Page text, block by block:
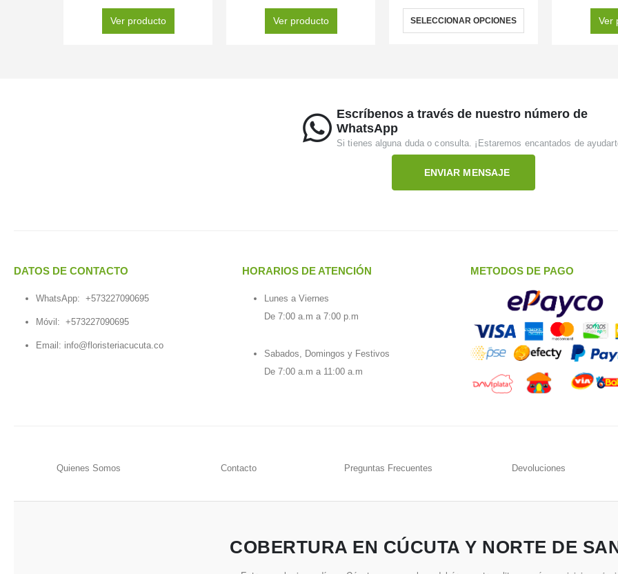
Ver producto Ver producto SELECCIONAR OPCIONES Ver
Escríbenos a través de nuestro número de
WhatsApp
Si tienes alguna duda o consulta. ¡Estaremos encantados de
ENVIAR MENSAJE
DATOS DE CONTACTO
WhatsApp: +573227090695
Móvil: +573227090695
Email: info@floristeriacucuta.co
HORARIOS DE ATENCIÓN
Lunes a Viernes
De 7:00 a.m a 7:00 p.m
Sabados, Domingos y Festivos
De 7:00 a.m a 11:00 a.m
METODOS DE PAGO
Quienes Somos Contacto Preguntas Frecuentes Devoluciones
COBERTURA EN CÚCUTA Y NORTE DE